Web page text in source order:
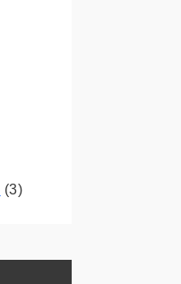
(3)